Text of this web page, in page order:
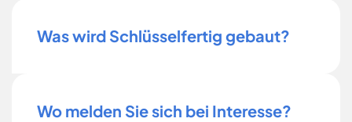
Was wird Schlüsselfertig gebaut?
Wo melden Sie sich bei Interesse?